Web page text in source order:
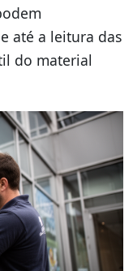
até a leitura das
do material